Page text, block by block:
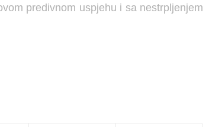
predivnom uspjehu i sa nestrpljenjem